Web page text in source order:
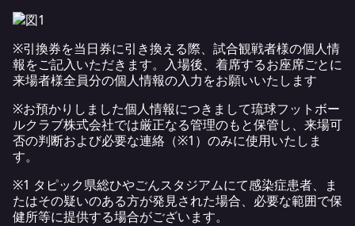
※引換券を当日券に引き換える際、試合観戦者様の個人情
報をご記入いただきます。入場後、着席するお座席ごとに
来場者様全員分の個人情報の入力をお願いいたします
※お預かりしました個人情報につきまして琉球フットボー
ルクラブ株式会社では厳正なる管理のもと保管し、来場可
否の判断および必要な連絡（※1）のみに使用いたしま
す。
※1 タピック県総ひやごんスタジアムにて感染症患者、ま
たはその疑いのある方が発見された場合、必要な範囲で保
健所等に提供する場合がございます。